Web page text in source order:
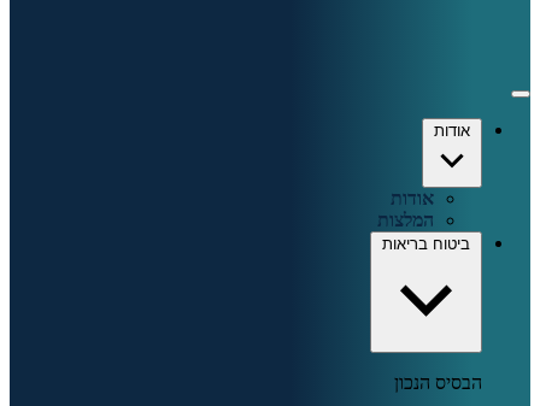
אודות
אודות
המלצות
ביטוח בריאות
הבסיס הנכון